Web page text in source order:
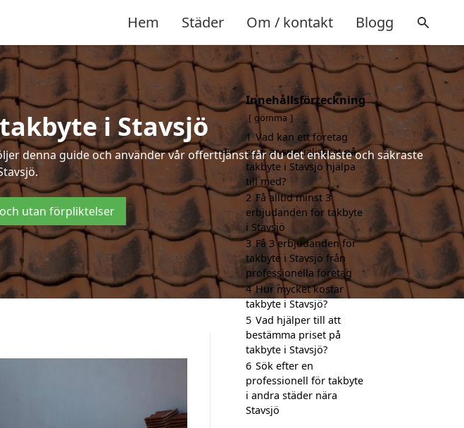
Hem Städer Om / kontakt Blogg
i Stavsjö
denna guide och använder vår offerttjänst får du det enklaste och säkraste
utan förpliktelser
Innehållsförteckning
gömma
1 Vad kan ett företag
som är specialiserat på
takbyte i Stavsjö hjälpa
till med?
2 Få alltid minst 3
erbjudanden för takbyte
i Stavsjö
3 Få 3 erbjudanden för
takbyte i Stavsjö från
professionella företag
4 Hur mycket kostar
takbyte i Stavsjö?
5 Vad hjälper till att
bestämma priset på
takbyte i Stavsjö?
6 Sök efter en
professionell för takbyte
i andra städer nära
Stavsjö